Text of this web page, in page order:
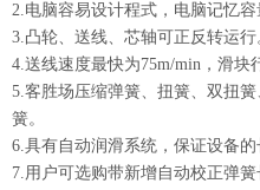
2.电脑容易设计程式，电脑记忆容
3.凸轮、送线、芯轴可正反转运行
4.送线速度最快为75m/min，滑块
5.客胜场压缩弹簧、扭簧、双扭
簧。
6.具有自动润滑系统，保证设备的
7.用户可选购带新增自动校正弹